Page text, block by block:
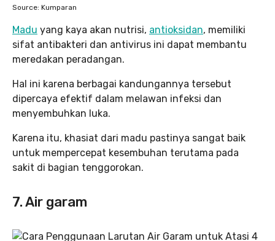
Source: Kumparan
Madu yang kaya akan nutrisi, antioksidan, memiliki
sifat antibakteri dan antivirus ini dapat membantu
meredakan peradangan.
Hal ini karena berbagai kandungannya tersebut
dipercaya efektif dalam melawan infeksi dan
menyembuhkan luka.
Karena itu, khasiat dari madu pastinya sangat baik
untuk mempercepat kesembuhan terutama pada
sakit di bagian tenggorokan.
7. Air garam